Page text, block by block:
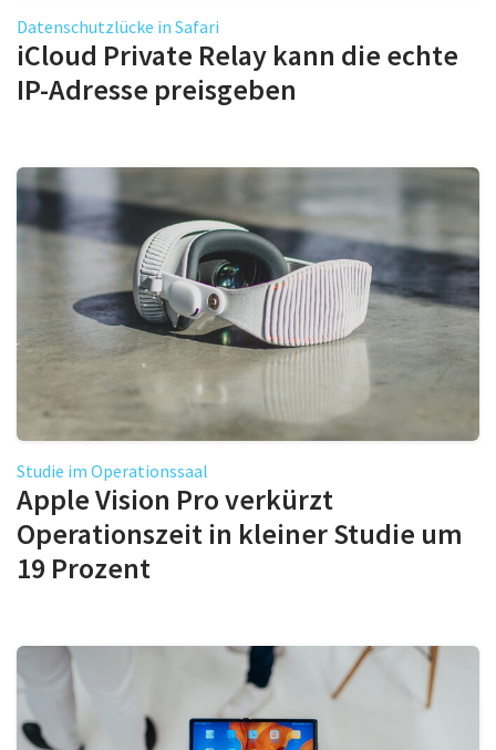
Datenschutzlücke in Safari
iCloud Private Relay kann die echte
IP-Adresse preisgeben
Studie im Operationssaal
Apple Vision Pro verkürzt
Operationszeit in kleiner Studie um
19 Prozent